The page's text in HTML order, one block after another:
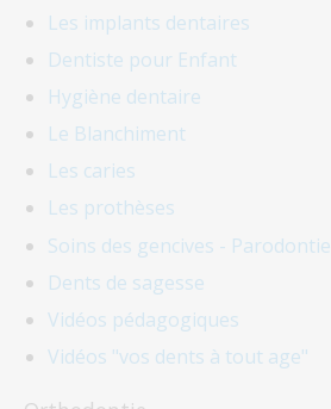
Les implants dentaires
Dentiste pour Enfant
Hygiène dentaire
Le Blanchiment
Les caries
Les prothèses
Soins des gencives - Parodontie
Dents de sagesse
Vidéos pédagogiques
Vidéos "vos dents à tout age"